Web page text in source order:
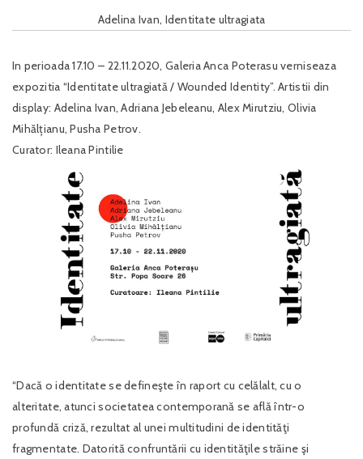
Adelina Ivan, Identitate ultragiata
In perioada 17.10 – 22.11.2020, Galeria Anca Poterasu verniseaza
expozitia “Identitate ultragiată / Wounded Identity”. Artistii din
display: Adelina Ivan, Adriana Jebeleanu, Alex Mirutziu, Olivia
Mihălțianu, Pusha Petrov.
Curator: Ileana Pintilie
“Dacă o identitate se defineşte în raport cu celălalt, cu o
alteritate, atunci societatea contemporană se află într-o
profundă criză, rezultat al unei multitudini de identităţi
fragmentate. Datorită confruntării cu identităţile străine şi